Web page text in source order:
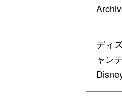
ディ
ャン